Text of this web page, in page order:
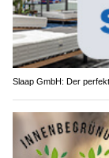
Slaap GmbH: Der